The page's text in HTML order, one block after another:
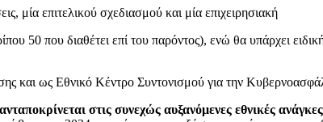
μία επιτελικού σχεδιασμού και μία επιχειρησιακή
50 που διαθέτει επί του παρόντος), ενώ θα υπάρχει
και ως Εθνικό Κέντρο Συντονισμού για την
στις συνεχώς αυξανόμενες εθνικές